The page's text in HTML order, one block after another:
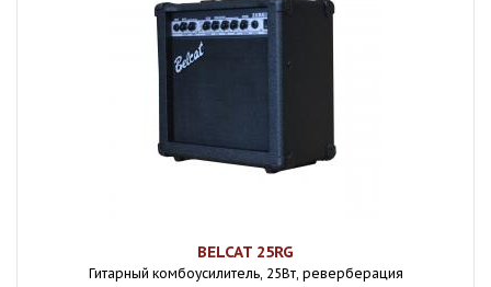
BELCAT 25RG
Гитарный комбоусилитель, 25Вт, реверберация